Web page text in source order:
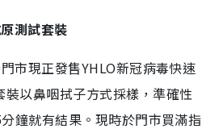
測試套裝
市現正發售YHLO新冠病毒快速
以鼻咽拭子方式採樣，準確性
鐘就有結果。現時於門市買滿指